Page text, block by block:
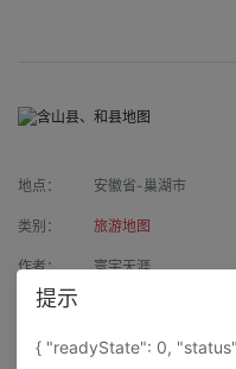
地点： 安徽省-巢湖市
类别： 旅游地图
作者： 寰宇天涯
来源：
属性： 地图属性： 地图类
提示
{ "readyState": 0,